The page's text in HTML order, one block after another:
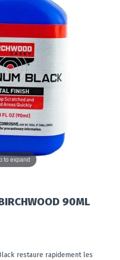
to expand
90ML
restaure rapidement les